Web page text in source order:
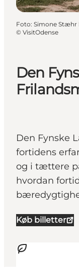
Den
Den Fynske
fortidens
og i tættere
hvordan
Køb billetter
Foto: Simone Stæhr
© VisitOdense